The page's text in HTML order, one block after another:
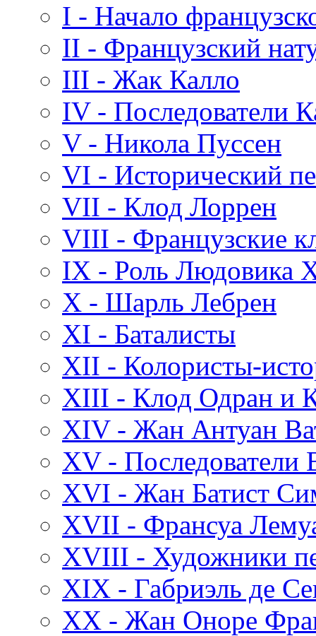
I - Начало
II - Французский
III - Жак Калло
IV - Последователи
V - Никола Пуссен
VI - Исторический
VII - Клод Лоррен
VIII - Французские
IX - Роль Людовика
X - Шарль Лебрен
XI - Баталисты
XII - Колористы-
XIII - Клод Одран и
XIV - Жан Антуан
XV - Последователи
XVI - Жан Батист
XVII - Франсуа
XVIII - Художники
XIX - Габриэль де
XX - Жан Оноре